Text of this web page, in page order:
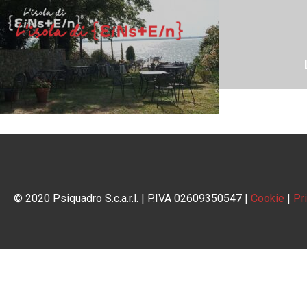
© 2020 Psiquadro S.c.a.r.l. | P.IVA 02609350547 | Cookie |